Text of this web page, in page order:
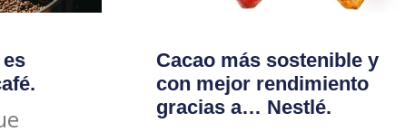
Cacao más sostenible y
con mejor rendimiento
gracias a… Nestlé.